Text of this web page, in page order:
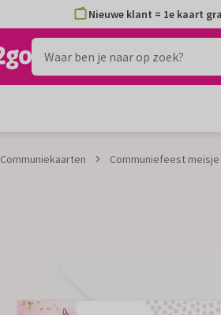
Nieuwe klant = 1e kaart
Communiekaarten Communiefeest